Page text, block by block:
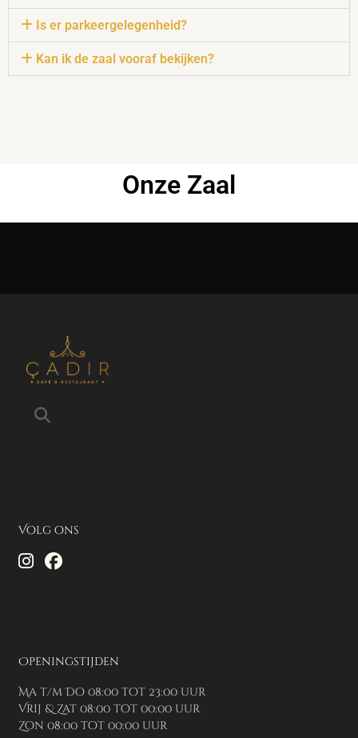
Is er parkeergelegenheid?
Kan ik de zaal vooraf bekijken?
Onze Zaal
Volg ons
Openingstijden
Ma t/m Do 08:00 tot 23:00 uur
Vrij & Zat 08:00 tot 00:00 uur
Zon 08:00 tot 00:00 uur